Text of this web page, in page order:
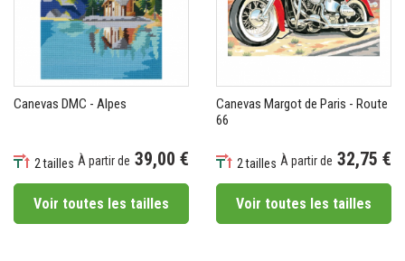
Canevas DMC - Alpes
2 tailles À partir de 39,00 €
Voir toutes les tailles
Canevas Margot de Paris - Route
66
2 tailles À partir de 32,75 €
Voir toutes les tailles